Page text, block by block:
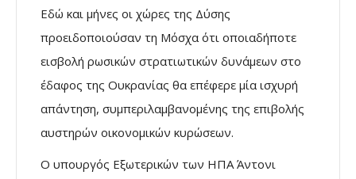
Εδώ και μήνες οι χώρες της Δύσης
προειδοποιούσαν τη Μόσχα ότι οποιαδήποτε
εισβολή ρωσικών στρατιωτικών δυνάμεων στο
έδαφος της Ουκρανίας θα επέφερε μία ισχυρή
απάντηση, συμπεριλαμβανομένης της επιβολής
αυστηρών οικονομικών κυρώσεων.
Ο υπουργός Εξωτερικών των ΗΠΑ Άντονι